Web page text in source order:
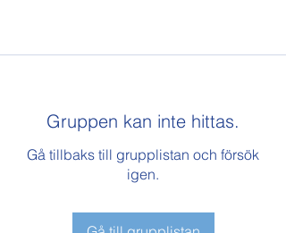
Gruppen kan inte hittas.
Gå tillbaks till grupplistan och försök
igen.